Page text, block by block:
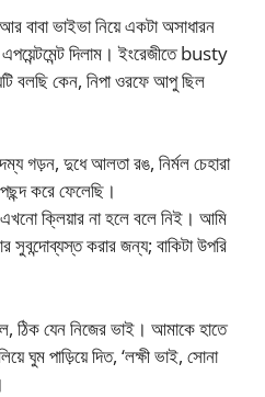
বাবা ভাইভা নিয়ে একটা অসাধারন
দিলাম। ইংরেজীতে busty
বলছি কেন, নিপা ওরফে আপু ছিল
গড়ন, দুধে আলতা রঙ, নির্মল চেহারা
করে ফেলেছি।
ক্লিয়ার না হলে বলে নিই। আমি
সুবন্দোব্যস্ত করার জন্য; বাকিটা উপরি
যেন নিজের ভাই। আমাকে হাতে
ঘুম পাড়িয়ে দিত, ‘লক্ষী ভাই, সোনা